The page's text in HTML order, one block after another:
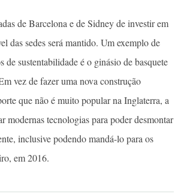
de Barcelona e de Sidney de investir em
das sedes será mantido. Um exemplo de
de sustentabilidade é o ginásio de basquete
vez de fazer uma nova construção
que não é muito popular na Inglaterra, a
modernas tecnologias para poder desmontar
inclusive podendo mandá-lo para os
em 2016.